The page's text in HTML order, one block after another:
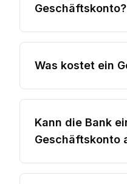
Geschäftskonto?
Was kostet ein
Kann die Bank
Geschäftskonto